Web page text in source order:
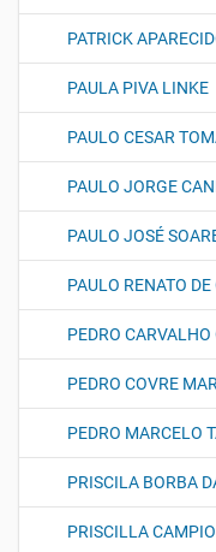
PATRICK
PAULA PIVA LINKE
PAULO CESAR
PAULO JORGE
PAULO JOSÉ
PAULO RENATO
PEDRO
PEDRO COVRE
PEDRO MARCELO
PRISCILA BORBA
PRISCILLA